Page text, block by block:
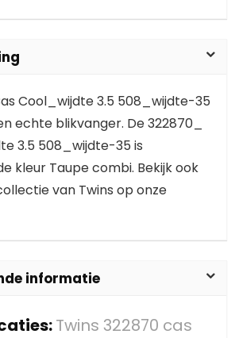
Cool_wijdte 3.5 508_wijdte-35
echte blikvanger. De 322870_
3.5 508_wijdte-35 is
kleur Taupe combi. Bekijk ook
van Twins op onze
informatie
Twins 322870 cas